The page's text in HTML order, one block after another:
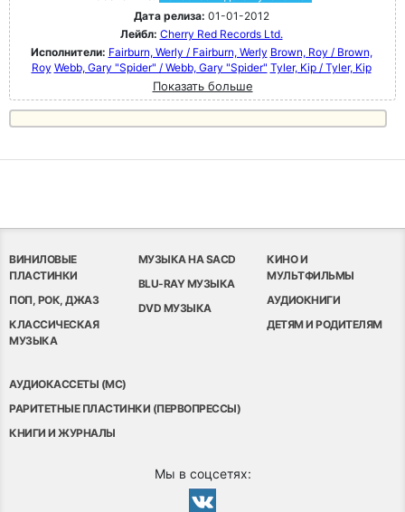
Дата релиза: 01-01-2012
Лейбл: Cherry Red Records Ltd.
Исполнители: Fairburn, Werly / Fairburn, Werly Brown, Roy / Brown,
Roy Webb, Gary "Spider" / Webb, Gary "Spider" Tyler, Kip / Tyler, Kip
Показать больше
ВИНИЛОВЫЕ
ПЛАСТИНКИ
ПОП, РОК, ДЖАЗ
КЛАССИЧЕСКАЯ
МУЗЫКА
МУЗЫКА НА SACD
BLU-RAY МУЗЫКА
DVD МУЗЫКА
КИНО И
МУЛЬТФИЛЬМЫ
АУДИОКНИГИ
ДЕТЯМ И РОДИТЕЛЯМ
АУДИОКАССЕТЫ (MC)
РАРИТЕТНЫЕ ПЛАСТИНКИ (ПЕРВОПРЕССЫ)
КНИГИ И ЖУРНАЛЫ
Мы в соцсетях: